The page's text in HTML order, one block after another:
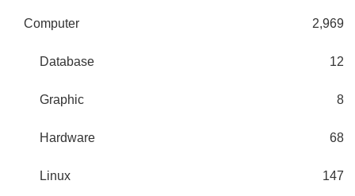
Computer 2,969
Database 12
Graphic 8
Hardware 68
Linux 147